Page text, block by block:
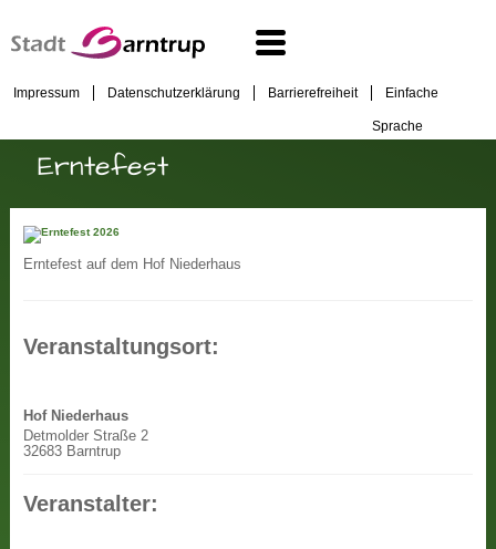
Impressum Datenschutzerklärung Barrierefreiheit Einfache
Sprache
Erntefest
Erntefest auf dem Hof Niederhaus
Veranstaltungsort:
Hof Niederhaus
Detmolder Straße 2
32683 Barntrup
Veranstalter: